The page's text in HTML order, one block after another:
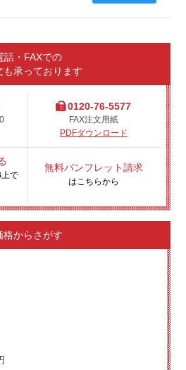
話・FAXでの
も承っております
0120-76-5577
FAX注文用紙
PDFダウンロード
で
無料パンフレット請求
はこちらから
格からさがす